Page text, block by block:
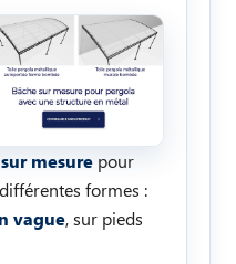
mesure pour
formes :
vague, sur pieds